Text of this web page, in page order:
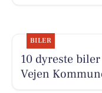
BILER
10 dyreste
Vejen